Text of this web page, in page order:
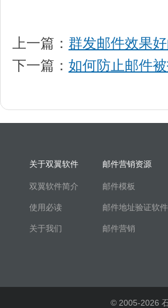
上一篇： 群发邮件效果
下一篇： 如何防止邮件
关于双翼软件
双翼软件简介
使用必读
关于我们
邮件营销资源
邮件模板
邮件地址验证软件
邮件营销
© 2005-2026